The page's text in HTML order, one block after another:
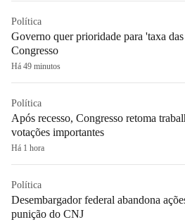
Política
Governo quer prioridade para 'taxa
Congresso
Há 49 minutos
Política
Após recesso, Congresso retoma
votações importantes
Há 1 hora
Política
Desembargador federal abandona
punição do CNJ